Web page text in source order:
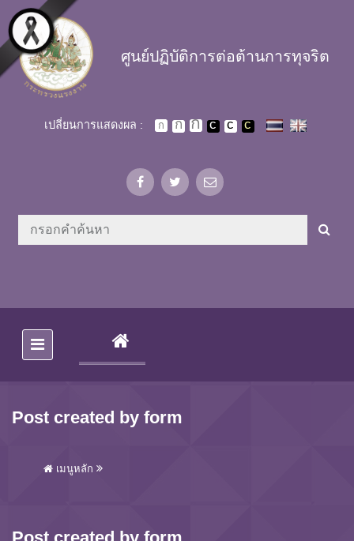
Skip to main content
ศูนย์ปฏิบัติการต่อต้านการทุจริต
เปลี่ยนการแสดงผล :
(CURRENT)
Post created by form
เมนูหลัก